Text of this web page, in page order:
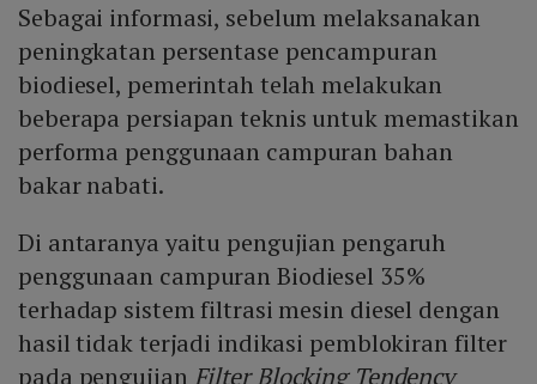
Sebagai informasi, sebelum melaksanakan
peningkatan persentase pencampuran
biodiesel, pemerintah telah melakukan
beberapa persiapan teknis untuk memastikan
performa penggunaan campuran bahan
bakar nabati.
Di antaranya yaitu pengujian pengaruh
penggunaan campuran Biodiesel 35%
terhadap sistem filtrasi mesin diesel dengan
hasil tidak terjadi indikasi pemblokiran filter
pada pengujian Filter Blocking Tendency